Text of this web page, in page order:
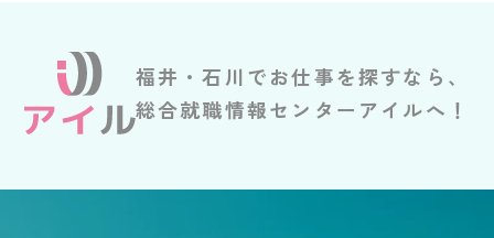
福井・石川でお仕事を探すなら、
総合就職情報センターアイルへ！